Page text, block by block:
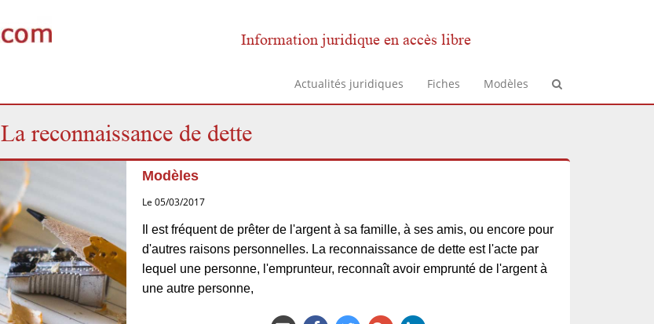
Information juridique en accès libre
Actualités juridiques Fiches Modèles
La reconnaissance de dette
Modèles
Le 05/03/2017
Il est fréquent de prêter de l'argent à sa famille, à ses amis, ou encore pour
d'autres raisons personnelles. La reconnaissance de dette est l'acte par
lequel une personne, l'emprunteur, reconnaît avoir emprunté de l'argent à
une autre personne,